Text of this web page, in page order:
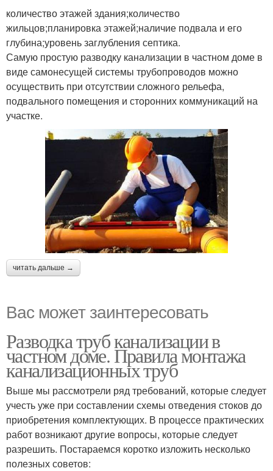
количество этажей здания;количество
жильцов;планировка этажей;наличие подвала и его
глубина;уровень заглубления септика.
Самую простую разводку канализации в частном доме в
виде самонесущей системы трубопроводов можно
осуществить при отсутствии сложного рельефа,
подвального помещения и сторонних коммуникаций на
участке.
читать дальше →
Вас может заинтересовать
Разводка труб канализации в
частном доме. Правила монтажа
канализационных труб
Выше мы рассмотрели ряд требований, которые следует
учесть уже при составлении схемы отведения стоков до
приобретения комплектующих. В процессе практических
работ возникают другие вопросы, которые следует
разрешить. Постараемся коротко изложить несколько
полезных советов: